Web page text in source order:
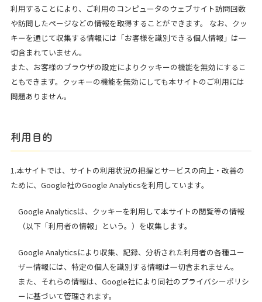
利用することにより、ご利用のコンピュータのウェブサイト訪問回数
や訪問したページなどの情報を取得することができます。 なお、クッ
キーを通じて収集する情報には「お客様を識別できる個人情報」は一
切含まれていません。
また、お客様のブラウザの設定によりクッキーの機能を無効にするこ
ともできます。クッキーの機能を無効にしても本サイトのご利用には
問題ありません。
利用目的
1.本サイトでは、サイトの利用状況の把握とサービスの向上・改善の
ために、Google社のGoogle Analyticsを利用しています。
Google Analyticsは、クッキーを利用して本サイトの閲覧等の情報
（以下「利用者の情報」という。）を収集します。
Google Analyticsにより収集、記録、分析された利用者の各種ユー
ザー情報には、特定の個人を識別する情報は一切含まれません。
また、それらの情報は、Google社により同社のプライバシーポリシ
ーに基づいて管理されます。